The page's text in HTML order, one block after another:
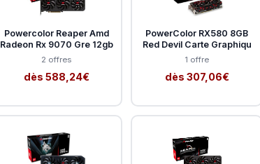
Powercolor Reaper Amd
Radeon Rx 9070 Gre 12gb
2 offres
dès 588,24€
PowerColor RX580 8GB
Red Devil Carte Graphiqu
1 offre
dès 307,06€